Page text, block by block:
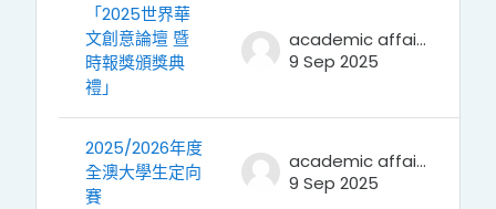
「2025世界華
文創意論壇 暨
時報獎頒獎典
禮」
academic affairs
9 Sep 2025
2025/2026年度
全澳大學生定向
賽
academic affairs
9 Sep 2025